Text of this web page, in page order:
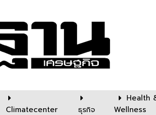
Climatecenter ธุรกิจ
Health
Wellness